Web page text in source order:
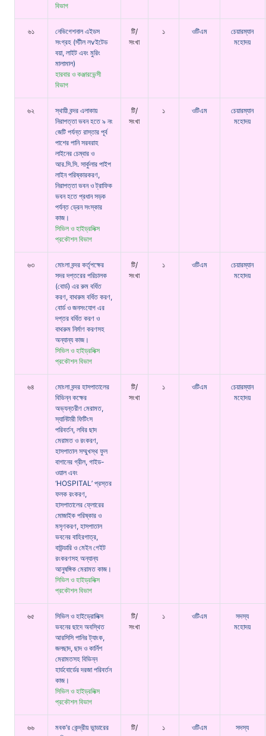
বিভাগ
৬১
নেভিগেশনাল এইডস
সংগ্রহ (স্টীল লvইটেড
বয়া, লাইট এবং মুরিং
মালামাল)
হারবার ও কঞ্জারভেন্সী
বিভাগ
টি/
সংখা
১ ওটিএম
চেয়ারম্যান
মহোদয়
৬২
স্থায়ী বন্দর এলাকায়
নিরাপত্তা ভবন হতে ৯ নং
জেটি পর্যন্ত রাস্তার পূর্ব
পাশের পানি সরবরাহ
লাইনের চেম্বার ও
আর.সি.সি. সার্কুলার পাইপ
লাইন পরিষ্কারকরণ,
নিরাপত্তা ভবন ও ট্রাফিক
ভবন হতে প্রধান সড়ক
পর্যন্ত ড্রেন সংস্কার
কাজ।
সিভিল ও হাইড্রলিক্স
প্রকৌশল বিভাগ
টি/
সংখা
১ ওটিএম
চেয়ারম্যান
মহোদয়
৬৩
মোংলা বন্দর কর্তৃপক্ষের
সদর দপ্তরের পরিচালক
(বোর্ড) এর রুম বর্ধিত
করণ, বাথরুম বর্ধিত করণ,
বোর্ড ও জনসংযোগ এর
দপ্তর বর্ধিত করণ ও
বাথরুম নির্মাণ করণসহ
অন্যান্য কাজ।
সিভিল ও হাইড্রলিক্স
প্রকৌশল বিভাগ
টি/
সংখা
১ ওটিএম
চেয়ারম্যান
মহোদয়
৬৪
মোংলা বন্দর হাসপাতালের
বিভিন্ন কক্ষের
অভ্যন্তরীণ মেরামত,
স্যানিটারী ফিটিংস
পরিবর্তন, লবির ছাদ
মেরামত ও রংকরণ,
হাসপাতাল সম্মুখস্থ ফুল
বাগানের গ্রীল, গাইড-
ওয়াল এবং
‘HOSPITAL’ প্রস্তর
ফলক রংকরণ,
হাসপাতালের ফ্লোরের
মোজাইক পরিষ্কার ও
মসৃণকরণ, হাসপাতাল
ভবনের বাহিরগাত্র,
বাউন্ডারি ও মেইন গেইট
রংকরণসহ অন্যান্য
আনুষঙ্গিক মেরামত কাজ।
সিভিল ও হাইড্রলিক্স
প্রকৌশল বিভাগ
টি/
সংখা
১ ওটিএম
চেয়ারম্যান
মহোদয়
৬৫
সিভিল ও হাইড্রোলিক্স
ভবনের ছাদে অবস্থিত
আরসিসি পানির ট্যাংক,
জলছাদ, ছাদ ও কার্নিশ
মেরামতসহ বিভিন্ন
হার্ডবোর্ডের দরজা পরিবর্তন
কাজ।
সিভিল ও হাইড্রলিক্স
প্রকৌশল বিভাগ
টি/
সংখা
১ ওটিএম
সদস্য
মহোদয়
৬৬
মবক’র কেন্দ্রীয় ভান্ডারের
টি/
১ ওটিএম
সদস্য